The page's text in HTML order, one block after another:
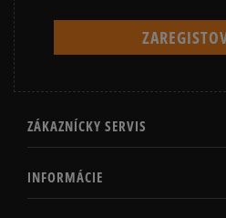
ZÁKAZNÍCKY SERVIS
INFORMÁCIE